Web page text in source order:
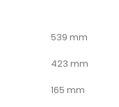
539 mm
423 mm
165 mm